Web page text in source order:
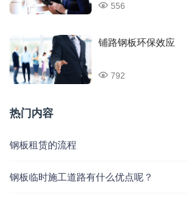
556
铺路钢板环保效应
792
热门内容
钢板租赁的流程
钢板临时施工道路有什么优点呢？